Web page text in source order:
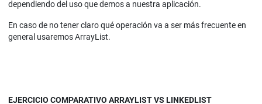
dependiendo del uso que demos a nuestra aplicación.
En caso de no tener claro qué operación va a ser más frecuente en
general usaremos ArrayList.
EJERCICIO COMPARATIVO ARRAYLIST VS LINKEDLIST